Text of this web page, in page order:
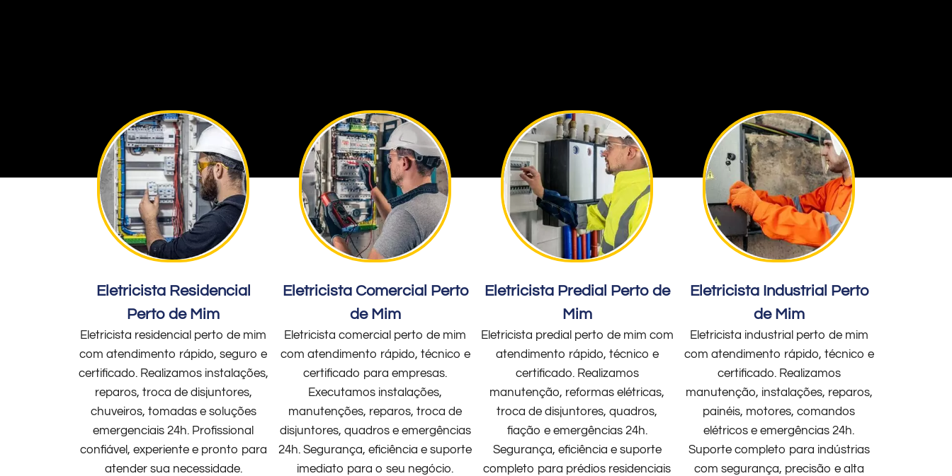
Eletricista Residencial
Perto de Mim
Eletricista residencial perto de mim
com atendimento rápido, seguro e
certificado. Realizamos instalações,
reparos, troca de disjuntores,
chuveiros, tomadas e soluções
emergenciais 24h. Profissional
confiável, experiente e pronto para
atender sua necessidade.
Eletricista Comercial Perto
de Mim
Eletricista comercial perto de mim
com atendimento rápido, técnico e
certificado para empresas.
Executamos instalações,
manutenções, reparos, troca de
disjuntores, quadros e emergências
24h. Segurança, eficiência e suporte
imediato para o seu negócio.
Eletricista Predial Perto de
Mim
Eletricista predial perto de mim com
atendimento rápido, técnico e
certificado. Realizamos
manutenção, reformas elétricas,
troca de disjuntores, quadros,
fiação e emergências 24h.
Segurança, eficiência e suporte
completo para prédios residenciais
Eletricista Industrial Perto
de Mim
Eletricista industrial perto de mim
com atendimento rápido, técnico e
certificado. Realizamos
manutenção, instalações, reparos,
painéis, motores, comandos
elétricos e emergências 24h.
Suporte completo para indústrias
com segurança, precisão e alta